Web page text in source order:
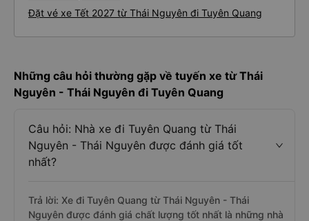
Đặt vé xe Tết 2027 từ Thái Nguyên đi Tuyên Quang
Những câu hỏi thường gặp về tuyến xe từ Thái
Nguyên - Thái Nguyên đi Tuyên Quang
Câu hỏi: Nhà xe đi Tuyên Quang từ Thái
Nguyên - Thái Nguyên được đánh giá tốt
nhất?
Trả lời: Xe đi Tuyên Quang từ Thái Nguyên - Thái
Nguyên được đánh giá chất lượng tốt nhất là những nhà